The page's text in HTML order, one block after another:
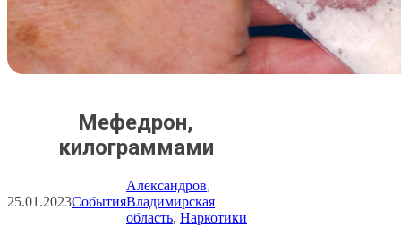
Мефедрон,
килограммами
25.01.2023События
Александров
Владимирская
область, Наркотики